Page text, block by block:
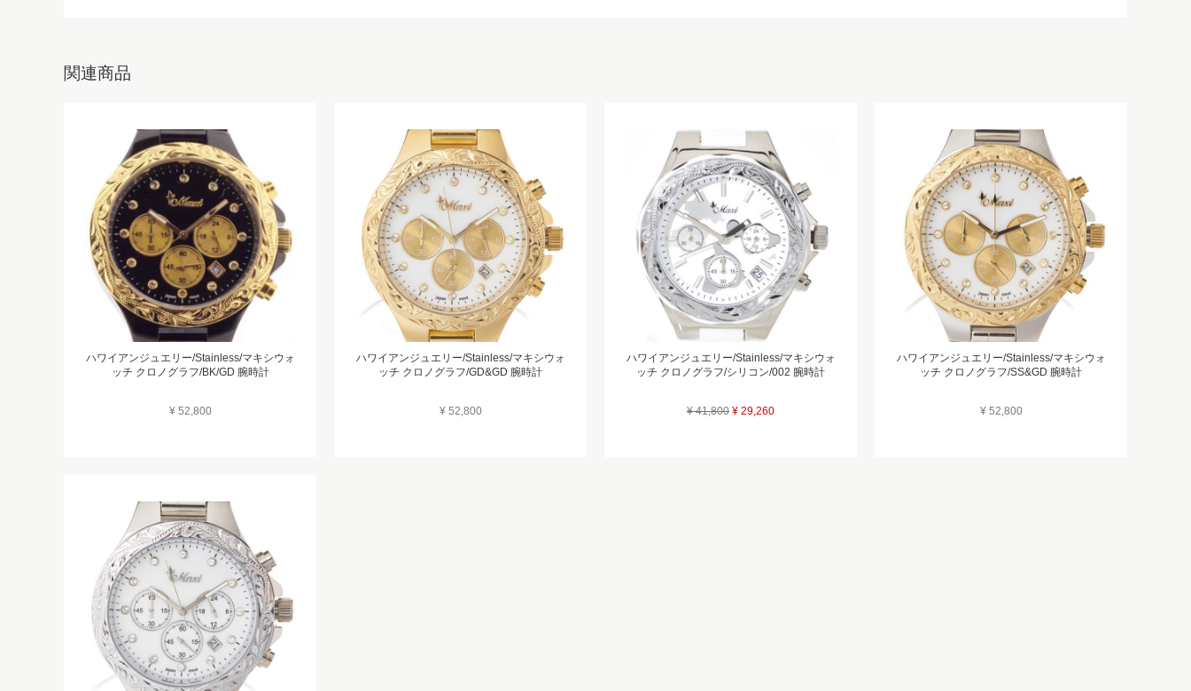
関連商品
ハワイアンジュエリー/Stainless/マキシウォ
ッチ クロノグラフ/BK/GD 腕時計
¥ 52,800
ハワイアンジュエリー/Stainless/マキシウォ
ッチ クロノグラフ/GD&GD 腕時計
¥ 52,800
ハワイアンジュエリー/Stainless/マキシウォ
ッチ クロノグラフ/シリコン/002 腕時計
¥ 41,800 ¥ 29,260
ハワイアンジュエリー/Stainless/マキシウォ
ッチ クロノグラフ/SS&GD 腕時計
¥ 52,800